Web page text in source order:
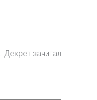
зачитал